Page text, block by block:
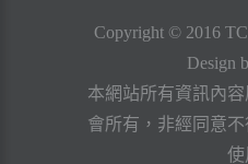
Copyright © 2016
Design
本網站所有資訊內
會所有，非經同意
使